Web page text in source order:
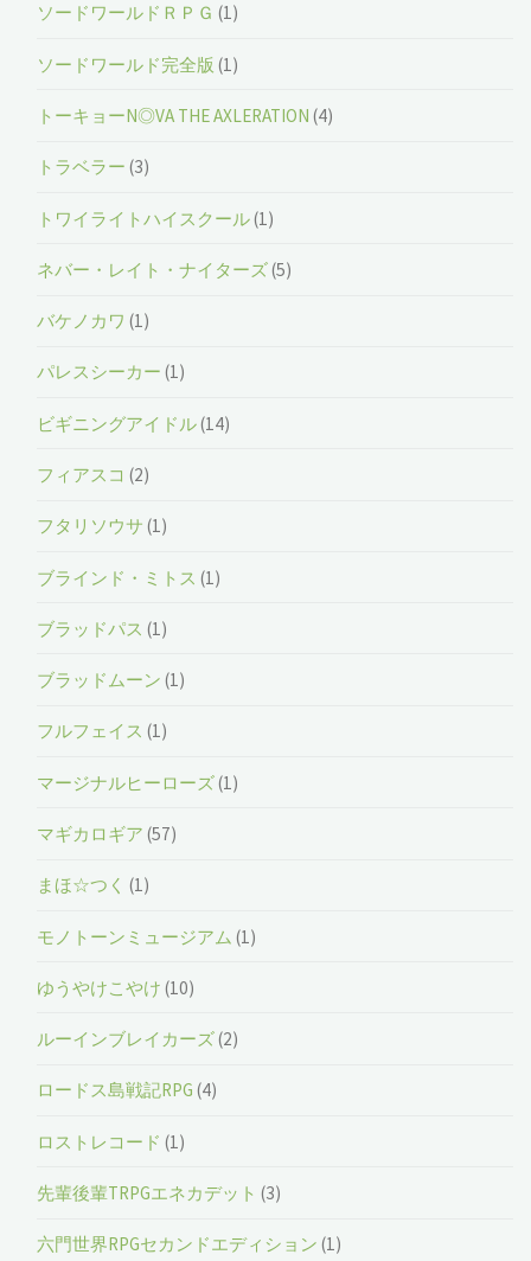
ソードワールドＲＰＧ (1)
ソードワールド完全版 (1)
トーキョーN◎VA THE AXLERATION (4)
トラベラー (3)
トワイライトハイスクール(1)
ネバー・レイト・ナイターズ(5)
バケノカワ (1)
パレスシーカー (1)
ビギニングアイドル(14)
フィアスコ (2)
フタリソウサ (1)
ブラインド・ミトス (1)
ブラッドパス (1)
ブラッドムーン (1)
フルフェイス (1)
マージナルヒーローズ(1)
マギカロギア (57)
まほ☆つく (1)
モノトーンミュージアム (1)
ゆうやけこやけ (10)
ルーインブレイカーズ(2)
ロードス島戦記RPG (4)
ロストレコード (1)
先輩後輩TRPGエネカデット (3)
六門世界RPGセカンドエディション (1)